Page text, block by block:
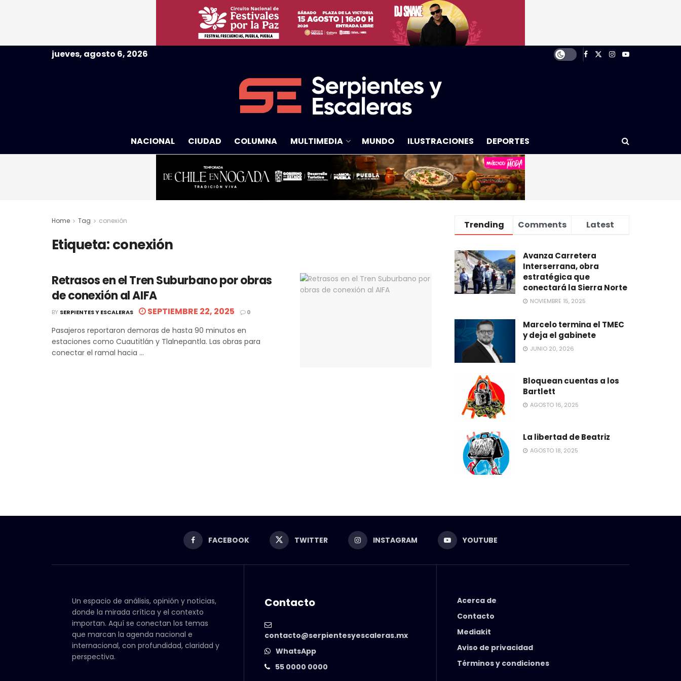
jueves, agosto 6, 2026
NACIONAL CIUDAD COLUMNA MULTIMEDIA MUNDO ILUSTRACIONES DEPORTES
Home Tag conexión
Etiqueta:conexión
Retrasos en el Tren Suburbano por obras
de conexión al AIFA
BY SERPIENTES Y ESCALERAS SEPTIEMBRE 22, 2025 0
Pasajeros reportaron demoras de hasta 90 minutos en
estaciones como Cuautitlán y Tlalnepantla. Las obras para
conectar el ramal hacia ...
Trending Comments Latest
Avanza Carretera
Interserrana, obra
estratégica que
conectará la Sierra Norte
NOVIEMBRE 15, 2025
Marcelo termina el TMEC
y deja el gabinete
JUNIO 20, 2026
Bloquean cuentas a los
Bartlett
AGOSTO 16, 2025
La libertad de Beatriz
AGOSTO 18, 2025
FACEBOOK TWITTER INSTAGRAM YOUTUBE
Un espacio de análisis, opinión y noticias,
donde la mirada crítica y el contexto
importan. Aquí se conectan los temas
que marcan la agenda nacional e
internacional, con profundidad, claridad y
perspectiva.
Contacto
contacto@serpientesyescaleras.mx
WhatsApp
55 0000 0000
Acerca de
Contacto
Mediakit
Aviso de privacidad
Términos y condiciones